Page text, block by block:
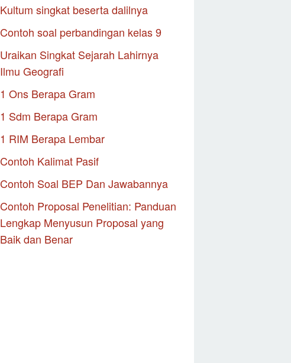
Kultum singkat beserta dalilnya
Contoh soal perbandingan kelas 9
Uraikan Singkat Sejarah Lahirnya
Ilmu Geografi
1 Ons Berapa Gram
1 Sdm Berapa Gram
1 RIM Berapa Lembar
Contoh Kalimat Pasif
Contoh Soal BEP Dan Jawabannya
Contoh Proposal Penelitian: Panduan
Lengkap Menyusun Proposal yang
Baik dan Benar